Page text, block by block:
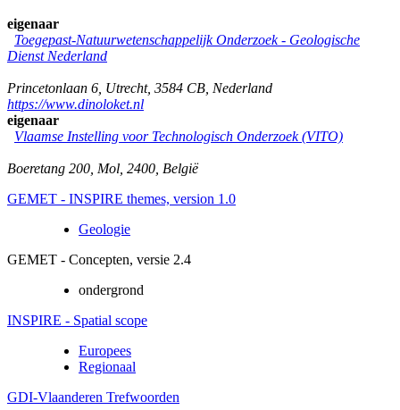
eigenaar
Toegepast-Natuurwetenschappelijk Onderzoek - Geologische
Dienst Nederland
Princetonlaan 6 Utrecht, 3584 CB Nederland
https://www.dinoloket.nl
eigenaar
Vlaamse Instelling voor Technologisch Onderzoek (VITO)
Boeretang 200 Mol 2400 België
GEMET - INSPIRE themes, version 1.0
Geologie
GEMET - Concepten, versie 2.4
ondergrond
INSPIRE - Spatial scope
Europees
Regionaal
GDI-Vlaanderen Trefwoorden